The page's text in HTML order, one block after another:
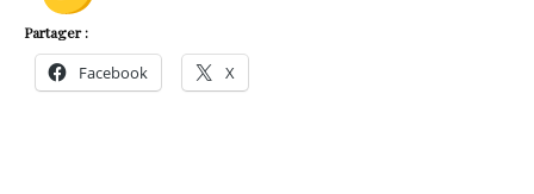
Partager :
Facebook X